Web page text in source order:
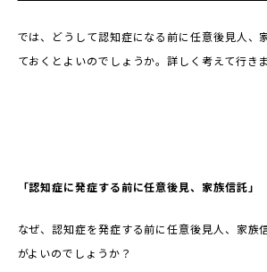
では、どうして認知症になる前に任意後見人、
ておくとよいのでしょうか。詳しく考えて行きま
「認知症に発症する前に任意後見、家族信託」
なぜ、認知症を発症する前に任意後見人、家族
がよいのでしょうか？